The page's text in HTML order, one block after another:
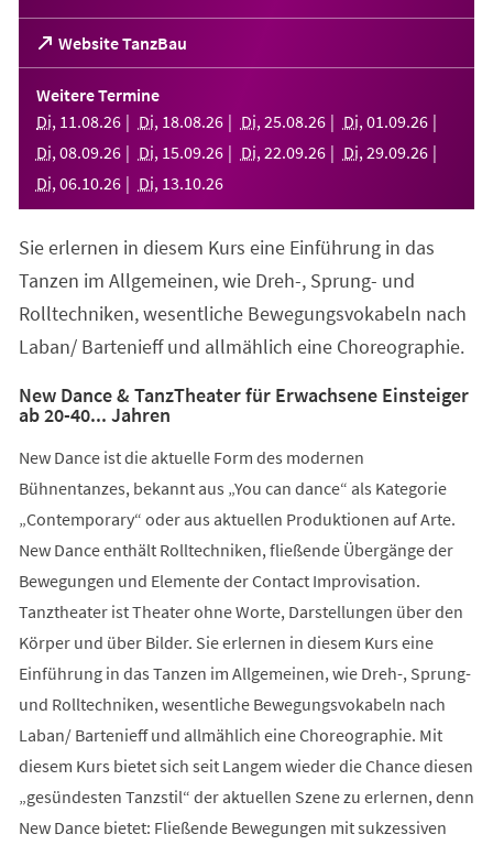
Website TanzBau
(Öffnet
in
einem
neuen
Tab)
Weitere Termine
Di, 11 .08.26 Di, 18.08.26 Di, 25.08.26 Di, 01 .09.26
Di, 08.09.26 Di, 15.09.26 Di, 22.09.26 Di, 29.09.26
Di, 06.10.26 Di, 13.10.26
Sie erlernen in diesem Kurs eine Einführung in das
Tanzen im Allgemeinen, wie Dreh-, Sprung- und
Rolltechniken, wesentliche Bewegungsvokabeln nach
Laban/ Bartenieff und allmählich eine Choreographie.
New Dance & TanzTheater für Erwachsene Einsteiger
ab 20-40... Jahren
New Dance ist die aktuelle Form des modernen
Bühnentanzes, bekannt aus „You can dance“ als Kategorie
„Contemporary“ oder aus aktuellen Produktionen auf Arte.
New Dance enthält Rolltechniken, fließende Übergänge der
Bewegungen und Elemente der Contact Improvisation.
Tanztheater ist Theater ohne Worte, Darstellungen über den
Körper und über Bilder. Sie erlernen in diesem Kurs eine
Einführung in das Tanzen im Allgemeinen, wie Dreh-, Sprung-
und Rolltechniken, wesentliche Bewegungsvokabeln nach
Laban/ Bartenieff und allmählich eine Choreographie. Mit
diesem Kurs bietet sich seit Langem wieder die Chance diesen
„gesündesten Tanzstil“ der aktuellen Szene zu erlernen, denn
New Dance bietet: Fließende Bewegungen mit sukzessiven